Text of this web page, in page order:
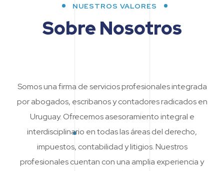
NUESTROS VALORES
Sobre Nosotros
Somos una firma de servicios profesionales integrada
por abogados, escribanos y contadores radicados en
Uruguay. Ofrecemos asesoramiento integral e
interdisciplinario en todas las áreas del derecho,
impuestos, contabilidad y litigios. Nuestros
profesionales cuentan con una amplia experiencia y